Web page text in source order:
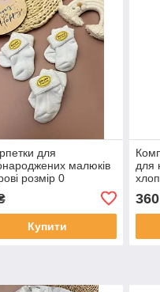
для
малюків
розмір 0
Купити
для
360